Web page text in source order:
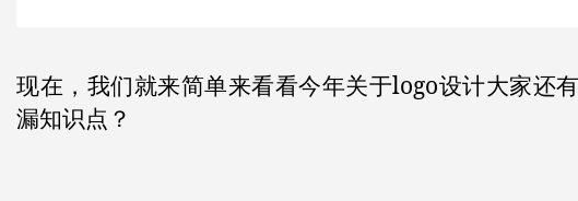
现在，我们就来简单来看看今年关于logo设计大家还
漏知识点？